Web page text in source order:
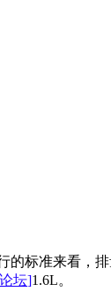
标准来看，
论坛]1.6L。